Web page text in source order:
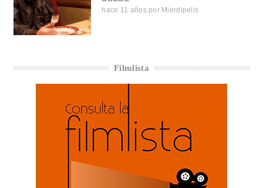
hace 11 años por Mierdipelis
Filmlista